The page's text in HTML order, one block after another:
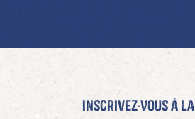
Inscrivez-vous à